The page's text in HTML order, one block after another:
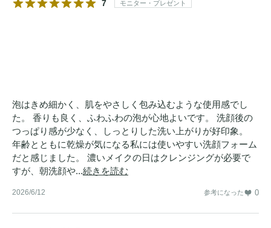
7 モニター・プレゼント
泡はきめ細かく、肌をやさしく包み込むような使用感でし
た。 香りも良く、ふわふわの泡が心地よいです。 洗顔後の
つっぱり感が少なく、しっとりした洗い上がりが好印象。
年齢とともに乾燥が気になる私には使いやすい洗顔フォーム
だと感じました。 濃いメイクの日はクレンジングが必要で
すが、朝洗顔や...続きを読む
2026/6/12 参考になった 0